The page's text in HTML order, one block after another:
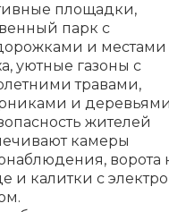
площадки,
парк с
и местами
уютные газоны с
травами,
и
жителей
камеры
ворота
и калитки с